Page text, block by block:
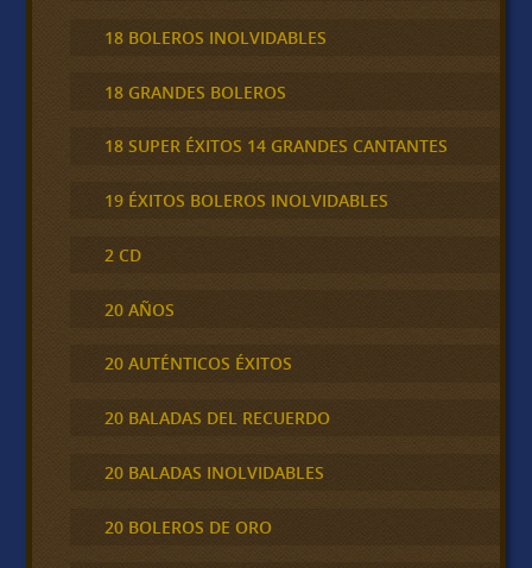
18 BOLEROS INOLVIDABLES
18 GRANDES BOLEROS
18 SUPER ÉXITOS 14 GRANDES CANTANTES
19 ÉXITOS BOLEROS INOLVIDABLES
2 CD
20 AÑOS
20 AUTÉNTICOS ÉXITOS
20 BALADAS DEL RECUERDO
20 BALADAS INOLVIDABLES
20 BOLEROS DE ORO